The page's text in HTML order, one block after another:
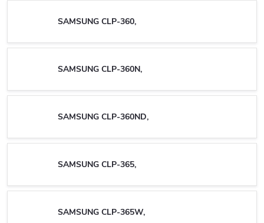
SAMSUNG CLP-360,
SAMSUNG CLP-360N,
SAMSUNG CLP-360ND,
SAMSUNG CLP-365,
SAMSUNG CLP-365W,